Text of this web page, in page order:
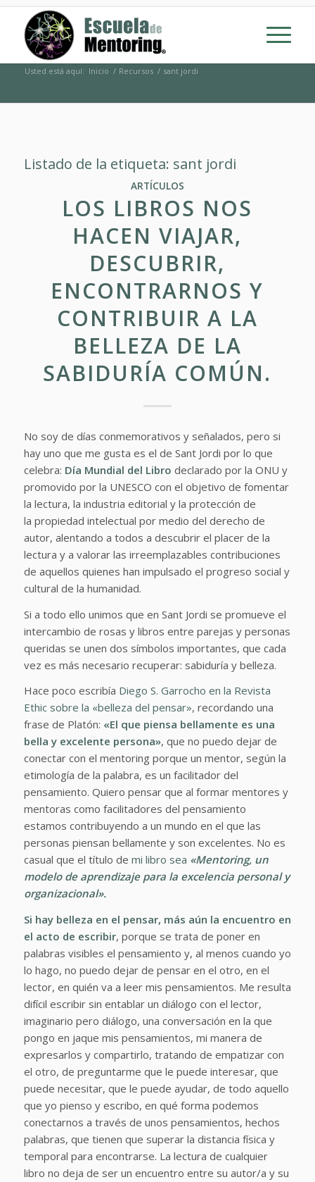
Usted está aquí: Inicio / Recursos / sant jordi
Listado de la etiqueta: sant jordi
ARTÍCULOS
LOS LIBROS NOS
HACEN VIAJAR,
DESCUBRIR,
ENCONTRARNOS Y
CONTRIBUIR A LA
BELLEZA DE LA
SABIDURÍA COMÚN.
No soy de días conmemorativos y señalados, pero si
hay uno que me gusta es el de Sant Jordi por lo que
celebra: Día Mundial del Libro declarado por la ONU y
promovido por la UNESCO con el objetivo de fomentar
la lectura, la industria editorial y la protección de
la propiedad intelectual por medio del derecho de
autor, alentando a todos a descubrir el placer de la
lectura y a valorar las irreemplazables contribuciones
de aquellos quienes han impulsado el progreso social y
cultural de la humanidad.
Si a todo ello unimos que en Sant Jordi se promueve el
intercambio de rosas y libros entre parejas y personas
queridas se unen dos símbolos importantes, que cada
vez es más necesario recuperar: sabiduría y belleza.
Hace poco escribía Diego S. Garrocho en la Revista
Ethic sobre la «belleza del pensar», recordando una
frase de Platón: «El que piensa bellamente es una
bella y excelente persona», que no puedo dejar de
conectar con el mentoring porque un mentor, según la
etimología de la palabra, es un facilitador del
pensamiento. Quiero pensar que al formar mentores y
mentoras como facilitadores del pensamiento
estamos contribuyendo a un mundo en el que las
personas piensan bellamente y son excelentes. No es
casual que el título de mi libro sea «Mentoring, un
modelo de aprendizaje para la excelencia personal y
organizacional».
Si hay belleza en el pensar, más aún la encuentro en
el acto de escribir, porque se trata de poner en
palabras visibles el pensamiento y, al menos cuando yo
lo hago, no puedo dejar de pensar en el otro, en el
lector, en quién va a leer mis pensamientos. Me resulta
difícil escribir sin entablar un diálogo con el lector,
imaginario pero diálogo, una conversación en la que
pongo en jaque mis pensamientos, mi manera de
expresarlos y compartirlo, tratando de empatizar con
el otro, de preguntarme que le puede interesar, que
puede necesitar, que le puede ayudar, de todo aquello
que yo pienso y escribo, en qué forma podemos
conectarnos a través de unos pensamientos, hechos
palabras, que tienen que superar la distancia física y
temporal para encontrarse. La lectura de cualquier
libro no deja de ser un encuentro entre su autor/a y su